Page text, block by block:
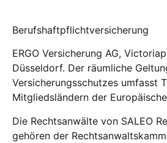
Berufshaftpflichtversicherung
ERGO Versicherung AG,
Düsseldorf. Der räumliche
Versicherungsschutzes umfasst
Mitgliedsländern der
Die Rechtsanwälte von SALEO
gehören der